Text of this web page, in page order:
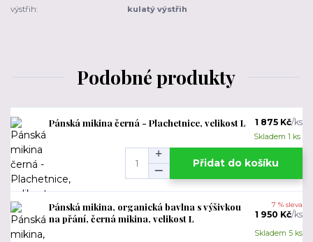
výstřih:
kulatý výstřih
Podobné produkty
Pánská mikina černá - Plachetnice, velikost L 1 875 Kč/ks
Skladem 1 ks
Přidat do košíku
Pánská mikina, organická bavlna s výšivkou
na přání, černá mikina, velikost L
7 % sleva
1 950 Kč/ks
Skladem 5 ks